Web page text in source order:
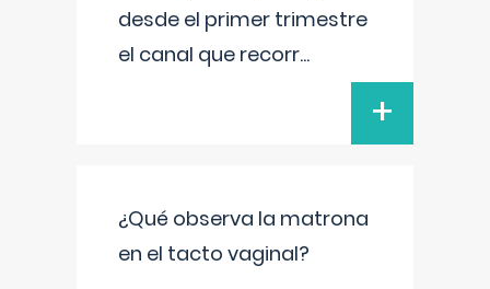
desde el primer trimestre
el canal que recorr...
+
¿Qué observa la matrona
en el tacto vaginal?